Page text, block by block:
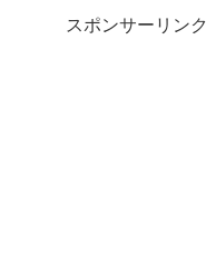
スポンサーリンク